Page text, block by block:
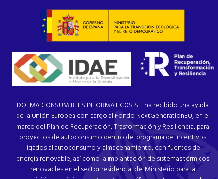
DOEMA CONSUMIBLES INFORMATICOS SL ha recibido una ayuda
de la Unión Europea con cargo al Fondo NextGenerationEU, en el
marco del Plan de Recuperación, Trasformación y Resiliencia, para
proyectos de autoconsumo dentro del programa de incentivos
ligados al autoconsumo y almacenamiento, con fuentes de
energía renovable, así como la implantación de sistemas térmicos
renovables en el sector residencial del Ministerio para la